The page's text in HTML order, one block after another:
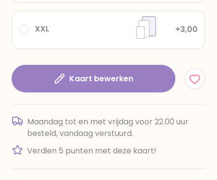
XXL +3,00
Kaart bewerken
Maandag tot en met vrijdag voor 22.00 uur
besteld, vandaag verstuurd.
Verdien 5 punten met deze kaart!